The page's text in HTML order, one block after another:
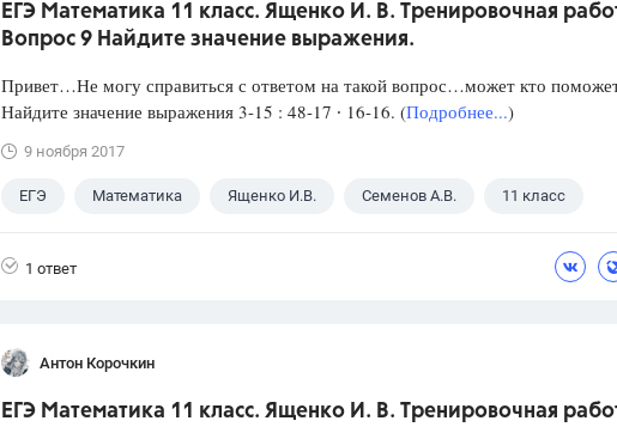
ЕГЭ Математика 11 класс. Ященко И. В. Тренировочная
Вопрос 9 Найдите значение выражения.
Привет…Не могу справиться с ответом на такой вопрос…может кто
Найдите значение выражения 3-15 : 48-17 ∙ 16-16. (Подробнее...)
9 ноября 2017
ЕГЭ Математика Ященко И.В. Семенов А.В. 11 класс
1 ответ
Антон Корочкин
ЕГЭ Математика 11 класс. Ященко И. В. Тренировочная